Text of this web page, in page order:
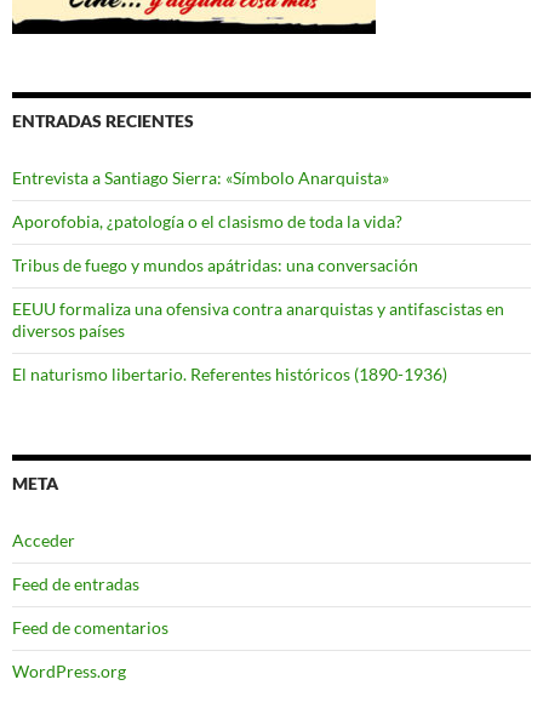
ENTRADAS RECIENTES
Entrevista a Santiago Sierra: «Símbolo Anarquista»
Aporofobia, ¿patología o el clasismo de toda la vida?
Tribus de fuego y mundos apátridas: una conversación
EEUU formaliza una ofensiva contra anarquistas y antifascistas en
diversos países
El naturismo libertario. Referentes históricos (1890-1936)
META
Acceder
Feed de entradas
Feed de comentarios
WordPress.org